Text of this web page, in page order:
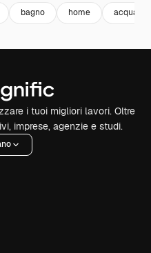
bagno home acqua
i tuoi migliori lavori. Oltre
imprese, agenzie e studi.